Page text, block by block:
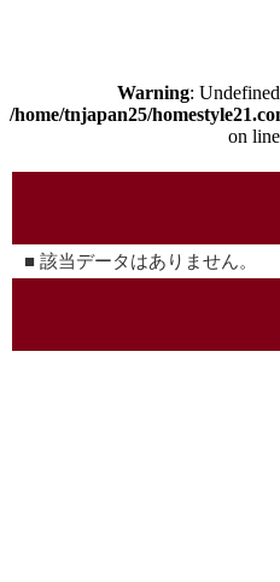
Warning:
/home/tnjapan25/
on line
■ 該当データはありません。